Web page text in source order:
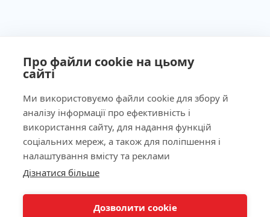
Про файли cookie на цьому
сайті
Ми використовуємо файли cookie для збору й
аналізу інформації про ефективність і
використання сайту, для надання функцій
соціальних мереж, а також для поліпшення і
налаштування вмісту та реклами
Дізнатися більше
Дозволити cookie
Ministry of Health of Ukraine License No. 603260 dated
Our Address
Laboratory
КНОПКА